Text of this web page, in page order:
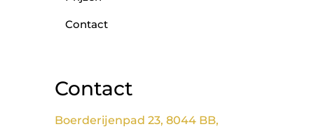
Contact
Contact
Boerderijenpad 23, 8044 BB,